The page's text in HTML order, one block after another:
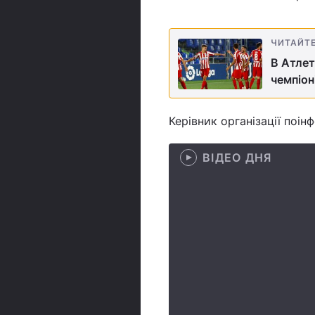
В
Керівник організації
ВІДЕО ДНЯ